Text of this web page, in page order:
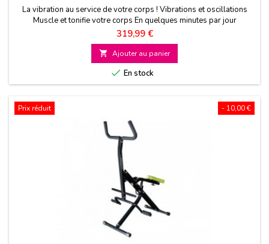
La vibration au service de votre corps ! Vibrations et oscillations
Muscle et tonifie votre corps En quelques minutes par jour
Prix
319,99 €
 Ajouter au panier
 En stock
- 10,00 €
Prix réduit